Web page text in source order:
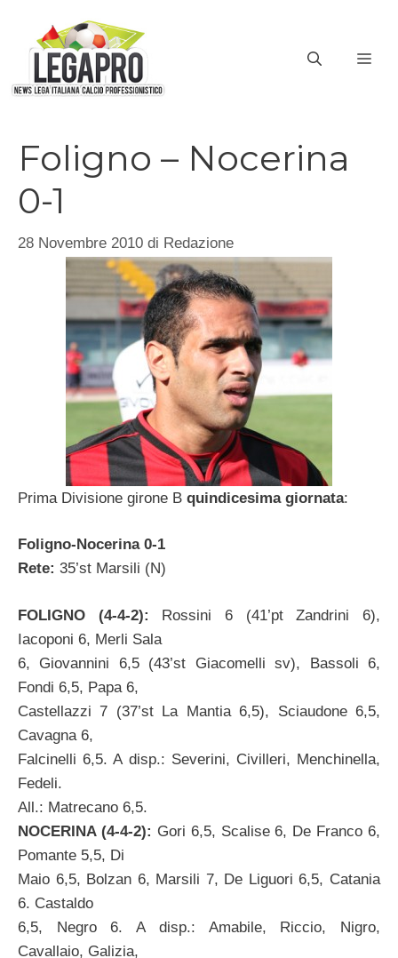
contenuto
Foligno – Nocerina
0-1
28 Novembre 2010 di Redazione
Prima Divisione girone B quindicesima giornata:
Foligno-Nocerina 0-1
Rete: 35’st Marsili (N)
FOLIGNO (4-4-2): Rossini 6 (41’pt Zandrini 6),
Iacoponi 6, Merli Sala
6, Giovannini 6,5 (43’st Giacomelli sv), Bassoli 6,
Fondi 6,5, Papa 6,
Castellazzi 7 (37’st La Mantia 6,5), Sciaudone 6,5,
Cavagna 6,
Falcinelli 6,5. A disp.: Severini, Civilleri, Menchinella,
Fedeli.
All.: Matrecano 6,5.
NOCERINA (4-4-2): Gori 6,5, Scalise 6, De Franco 6,
Pomante 5,5, Di
Maio 6,5, Bolzan 6, Marsili 7, De Liguori 6,5, Catania
6. Castaldo
6,5, Negro 6. A disp.: Amabile, Riccio, Nigro,
Cavallaio, Galizia,